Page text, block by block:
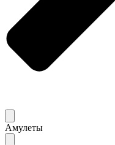
Амулеты